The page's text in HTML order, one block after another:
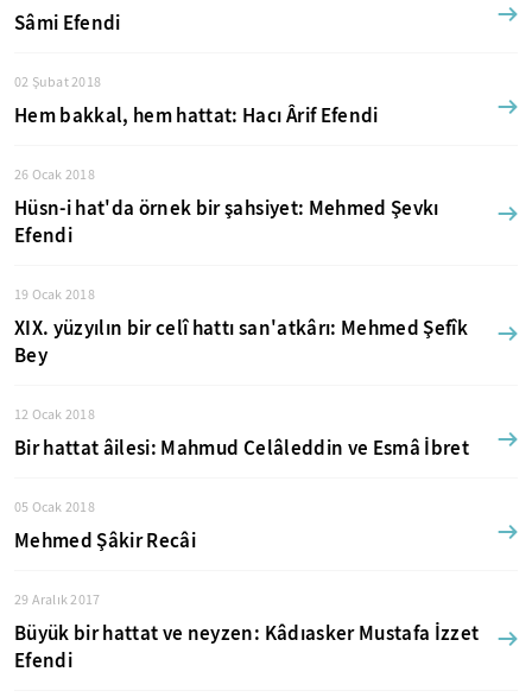
Sâmi Efendi
02 Şubat 2018
Hem bakkal, hem hattat: Hacı Ârif Efendi
26 Ocak 2018
Hüsn-i hat'da örnek bir şahsiyet: Mehmed Şevkı
Efendi
19 Ocak 2018
XIX. yüzyılın bir celî hattı san'atkârı: Mehmed Şefîk
Bey
12 Ocak 2018
Bir hattat âilesi: Mahmud Celâleddin ve Esmâ İbret
05 Ocak 2018
Mehmed Şâkir Recâi
29 Aralık 2017
Büyük bir hattat ve neyzen: Kâdıasker Mustafa İzzet
Efendi